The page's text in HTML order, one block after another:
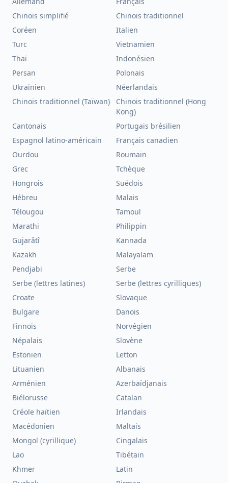
Chinois simplifié
Chinois traditionnel
Coréen
Italien
Turc
Vietnamien
Thaï
Indonésien
Persan
Polonais
Ukrainien
Néerlandais
Chinois traditionnel (Taïwan)
Chinois traditionnel (Hong
Kong)
Cantonais
Portugais brésilien
Espagnol latino-américain
Français canadien
Ourdou
Roumain
Grec
Tchèque
Hongrois
Suédois
Hébreu
Malais
Télougou
Tamoul
Marathi
Philippin
Gujarâtî
Kannada
Kazakh
Malayalam
Pendjabi
Serbe
Serbe (lettres latines)
Serbe (lettres cyrilliques)
Croate
Slovaque
Bulgare
Danois
Finnois
Norvégien
Népalais
Slovène
Estonien
Letton
Lituanien
Albanais
Arménien
Azerbaïdjanais
Biélorusse
Catalan
Créole haïtien
Irlandais
Macédonien
Maltais
Mongol (cyrillique)
Cingalais
Lao
Tibétain
Khmer
Latin